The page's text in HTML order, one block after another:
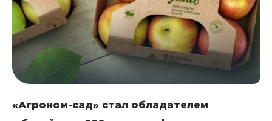
«Агроном-сад» стал обладателем